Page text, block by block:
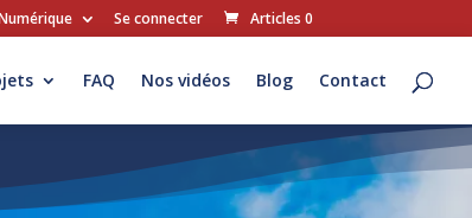
Se connecter Articles 0
FAQ Nos vidéos Blog Contact